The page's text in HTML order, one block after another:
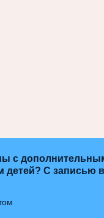
с
детей? С записью